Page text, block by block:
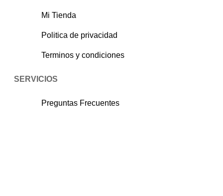
Mi Tienda
Politica de privacidad
Terminos y condiciones
SERVICIOS
Preguntas Frecuentes